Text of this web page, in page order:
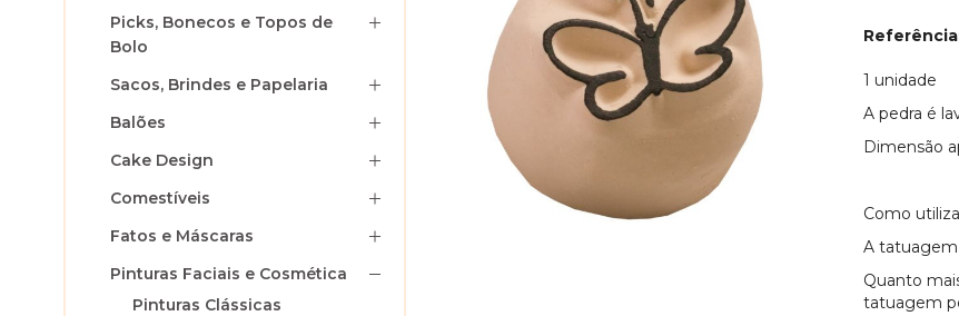
Picks, Bonecos e Topos de
Bolo
Sacos, Brindes e Papelaria
Balões
Cake Design
Comestíveis
Fatos e Máscaras
Pinturas Faciais e Cosmética
Pinturas Clássicas
1 unidade
A pedra é
Dimensão
Como
A tatuagem
Quanto
tatuagem